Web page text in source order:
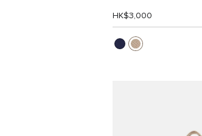
HK$3,000